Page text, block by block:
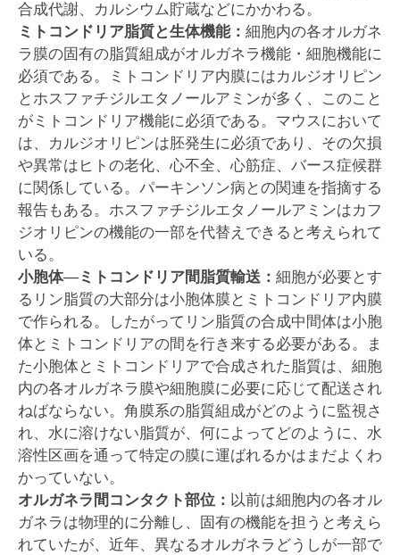
合成代謝、カルシウム貯蔵などにかかわる。
ミトコンドリア脂質と生体機能： 細胞内の各オルガネ
ラ膜の固有の脂質組成がオルガネラ機能・細胞機能に
必須である。ミトコンドリア内膜にはカルジオリピン
とホスファチジルエタノールアミンが多く、このこと
がミトコンドリア機能に必須である。マウスにおいて
は、カルジオリピンは胚発生に必須であり、その欠損
や異常はヒトの老化、心不全、心筋症、バース症候群
に関係している。パーキンソン病との関連を指摘する
報告もある。ホスファチジルエタノールアミンはカフ
ジオリピンの機能の一部を代替えできると考えられて
いる。
小胞体―ミトコンドリア間脂質輸送： 細胞が必要とす
るリン脂質の大部分は小胞体膜とミトコンドリア内膜
で作られる。したがってリン脂質の合成中間体は小胞
体とミトコンドリアの間を行き来する必要がある。ま
た小胞体とミトコンドリアで合成された脂質は、細胞
内の各オルガネラ膜や細胞膜に必要に応じて配送され
ねばならない。角膜系の脂質組成がどのように監視さ
れ、水に溶けない脂質が、何によってどのように、水
溶性区画を通って特定の膜に運ばれるかはまだよくわ
かっていない。
オルガネラ間コンタクト部位： 以前は細胞内の各オル
ガネラは物理的に分離し、固有の機能を担うと考えら
れていたが、近年、異なるオルガネラどうしが一部で